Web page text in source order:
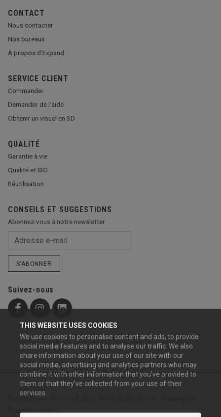
THIS WEBSITE USES COOKIES
We use cookies to personalise content and ads, to provide
social media features and to analyse our traffic. We also
share information about your use of our site with our
social media, advertising and analytics partners who may
combine it with other information that you’ve provided to
them or that they’ve collected from your use of their
services.
CONTACT
Nous contacter
Nos bureaux
À propos d’Expand
SERVICE CLIENT
Commander
Demander de l’aide
Obtenir un visuel en 3D
QUALITÉ
Garantie à vie
Qualité et ISO
Réutilisation
CONSEILS ET SUGGESTIONS
Abonnez-vous à notre newsletter
S’ABONNER
Suivez-nous